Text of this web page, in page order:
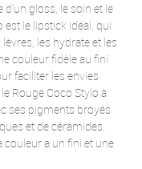
d’un gloss, le soin et le
est le lipstick idéal, qui
les hydrate et les
couleur fidèle au fini
faciliter les envies
Rouge Coco Stylo à
ses pigments broyés
et de céramides.
couleur a un fini et une